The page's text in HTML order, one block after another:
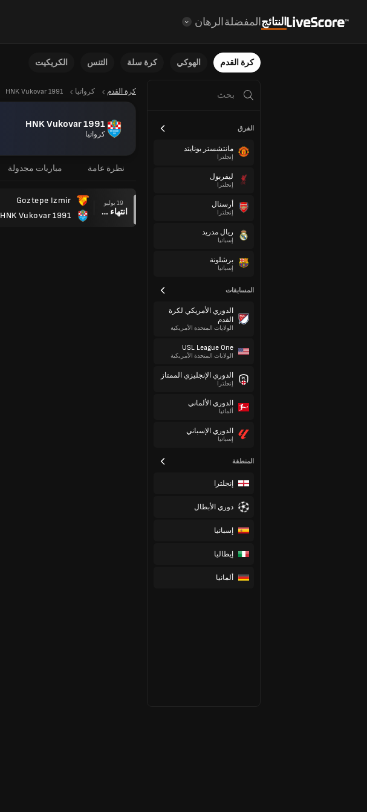
النتائجالمفضلةالرهان
كرة القدم الهوكي كرة سلة التنس الكريكيت
الفرق
مانتشستر يونايتد
إنجلترا
ليفربول
إنجلترا
أرسنال
إنجلترا
ريال مدريد
إسبانيا
برشلونة
إسبانيا
المسابقات
الدوري الأمريكي لكرة
القدم
الولايات المتحدة الأمريكية
USL League One
الولايات المتحدة الأمريكية
الدوري الإنجليزي الممتاز
إنجلترا
الدوري الألماني
ألمانيا
الدوري الإسباني
إسبانيا
المنطقة
إنجلترا
دوري الأبطال
إسبانيا
إيطاليا
ألمانيا
كرة القدم كرواتيا HNK Vukovar 1991
HNK Vukovar 1991
كرواتيا
نظرة عامة مباريات مجدولة
19 يوليو
انتهاء وقت المباراة
Goztepe Izmir
HNK Vukovar 1991